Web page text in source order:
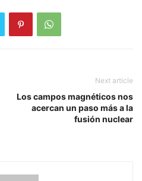
Next article
Los campos magnéticos nos
acercan un paso más a la
fusión nuclear